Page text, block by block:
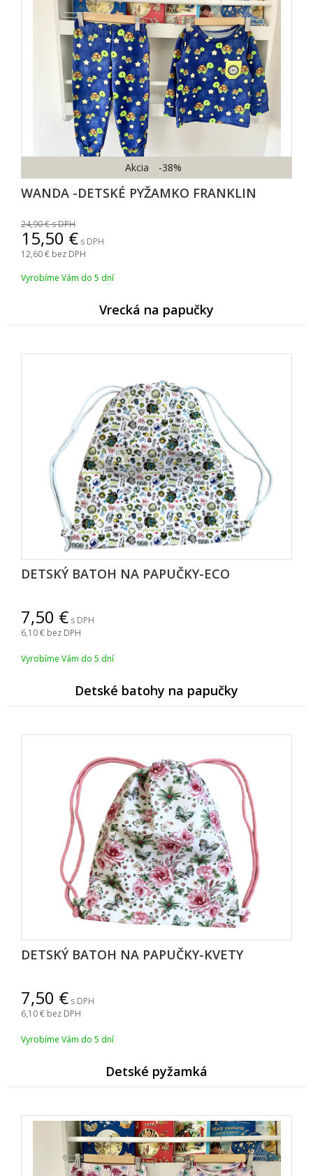
WANDA -DETSKÉ PYŽAMKO FRANKLIN
Akcia -38%
24,90s DPH
15,50
s DPH
12,60 bez DPH
Vyrobíme Vám do 5 dní
Vrecká na papučky
DETSKÝ BATOH NA PAPUČKY-ECO
7,50
s DPH
6,10 bez DPH
Vyrobíme Vám do 5 dní
Detské batohy na papučky
DETSKÝ BATOH NA PAPUČKY-KVETY
7,50
s DPH
6,10 bez DPH
Vyrobíme Vám do 5 dní
Detské pyžamk